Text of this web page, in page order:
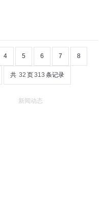
4 5 6 7 8
共 32 页313 条记录
新闻动态